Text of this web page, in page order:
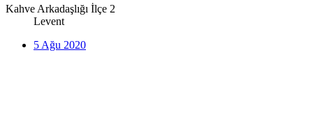
Kahve Arkadaşlığı İlçe 2
Levent
5 Ağu 2020